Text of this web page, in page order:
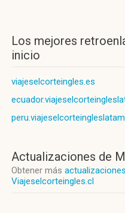
Los mejores
inicio
viajeselcorteingles.es
Actualizaciones de
Obtener más
Viajeselcorteingles.cl